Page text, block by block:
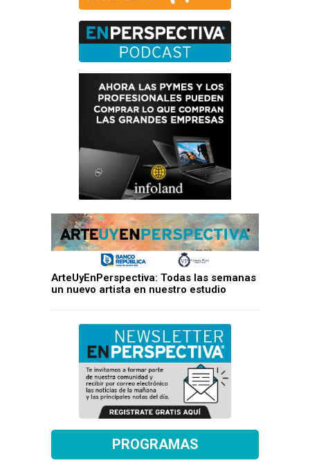
ArteUyEnPerspectiva: Todas las semanas
un nuevo artista en nuestro estudio
PROGRAMAS